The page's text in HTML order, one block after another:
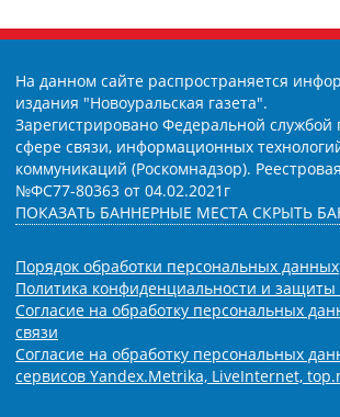
На данном сайте распространяется
издания "Новоуральская газета".
Зарегистрировано Федеральной службой
сфере связи, информационных
коммуникаций (Роскомнадзор).
№ФС77-80363 от 04.02.2021г
ПОКАЗАТЬ БАННЕРНЫЕ МЕСТА СКРЫТЬ
Порядок обработки персональных данных
Политика конфиденциальности и
Согласие на обработку персональных
связи
Согласие на обработку персональных
сервисов Yandex.Metrika, LiveInternet,